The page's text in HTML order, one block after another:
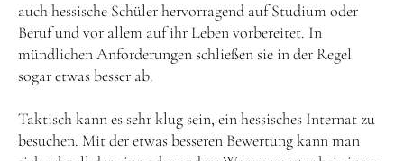
auch hessische Schüler hervorragend auf Studium oder
Beruf und vor allem auf ihr Leben vorbereitet. In
mündlichen Anforderungen schließen sie in der Regel
sogar etwas besser ab.
Taktisch kann es sehr klug sein, ein hessisches Internat zu
besuchen. Mit der etwas besseren Bewertung kann man